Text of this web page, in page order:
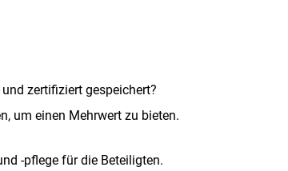
zertifiziert gespeichert?
um einen Mehrwert zu bieten.
-pflege für die Beteiligten.